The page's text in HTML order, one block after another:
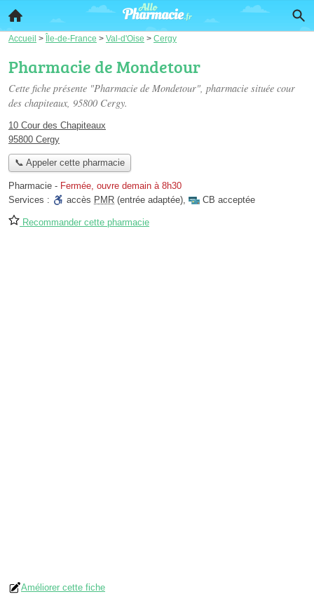
Accueil > Île-de-France > Val-d'Oise > Cergy
Pharmacie de Mondetour
Cette fiche présente "Pharmacie de Mondetour", pharmacie située cour
des chapiteaux, 95800 Cergy.
10 Cour des Chapiteaux
95800 Cergy
📞 Appeler cette pharmacie
Pharmacie - Fermée, ouvre demain à 8h30
Services :
accès PMR (entrée adaptée), CB acceptée
Recommander cette pharmacie
Améliorer cette fiche